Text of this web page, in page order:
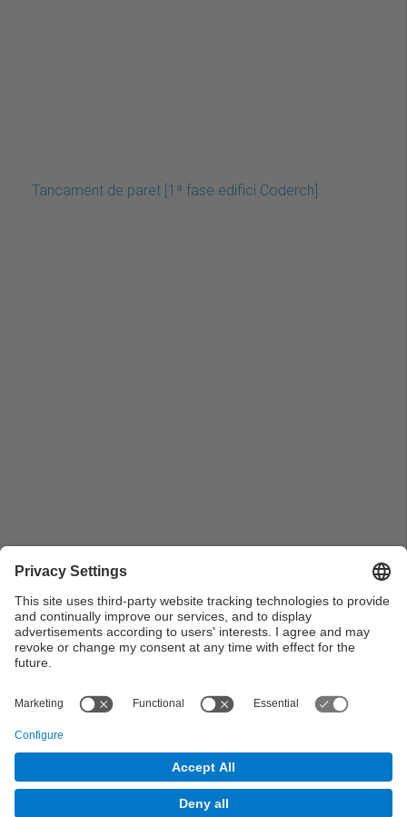
Tancament de paret [1ª fase edifici Coderch]
Mur de tancament [1ª fase construcció edifici
Coderch]
View all
© UPC Universitat Politècnica de Catalunya ·